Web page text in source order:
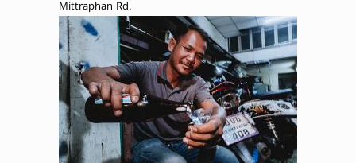
Mittraphan Rd.